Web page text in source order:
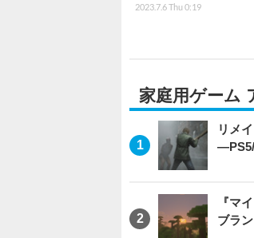
2023.7.6 Thu 0:19
家庭用ゲーム
リメ
―PS5/
『マ
ブラ